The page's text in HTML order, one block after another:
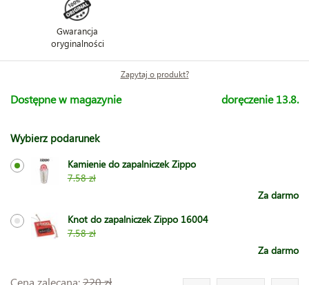
Gwarancja
oryginalności
Zapytaj o produkt?
Dostępne w magazynie doręczenie 13.8.
Wybierz podarunek
Kamienie do zapalniczek Zippo
7.58 zł
Za darmo
Knot do zapalniczek Zippo 16004
7.58 zł
Za darmo
Cena zalecana:220 zł